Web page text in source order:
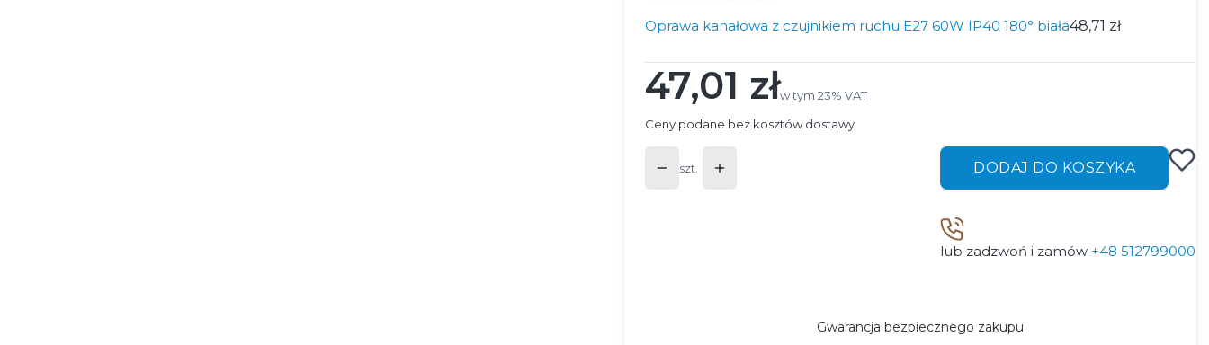
Oprawa kanałowa z czujnikiem ruchu E27 60W IP40 180° biała48,71 zł
Cena
47,01 złw tym 23% VAT
w tym 23% VAT
Ceny podane bez kosztów dostawy.
szt. DODAJ DO KOSZYKA
lub zadzwoń i zamów +48 512799000
Gwarancja bezpiecznego zakupu